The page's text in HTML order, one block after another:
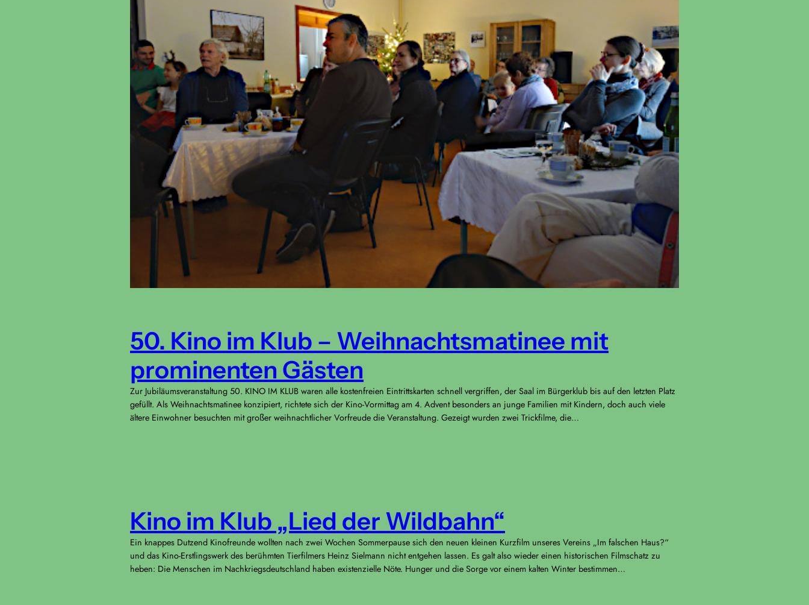
50. Kino im Klub – Weihnachtsmatinee mit
prominenten Gästen
Zur Jubiläumsveranstaltung 50. KINO IM KLUB waren alle kostenfreien Eintrittskarten schnell vergriffen, der Saal im Bürgerklub bis auf den letzten Platz
gefüllt. Als Weihnachtsmatinee konzipiert, richtete sich der Kino-Vormittag am 4. Advent besonders an junge Familien mit Kindern, doch auch viele
ältere Einwohner besuchten mit großer weihnachtlicher Vorfreude die Veranstaltung. Gezeigt wurden zwei Trickfilme, die…
Kino im Klub „Lied der Wildbahn“
Ein knappes Dutzend Kinofreunde wollten nach zwei Wochen Sommerpause sich den neuen kleinen Kurzfilm unseres Vereins „Im falschen Haus?“
und das Kino-Erstlingswerk des berühmten Tierfilmers Heinz Sielmann nicht entgehen lassen. Es galt also wieder einen historischen Filmschatz zu
heben: Die Menschen im Nachkriegsdeutschland haben existenzielle Nöte. Hunger und die Sorge vor einem kalten Winter bestimmen…